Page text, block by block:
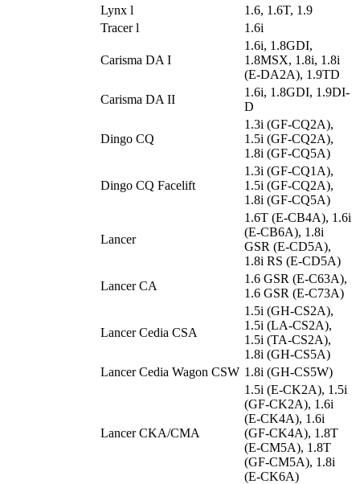
Lynx l
1.6, 1.6T, 1.9
Tracer l
1.6i
Carisma DA I
1.6i, 1.8GDI,
1.8MSX, 1.8i, 1.8i
(E-DA2A), 1.9TD
Carisma DA II
1.6i, 1.8GDI, 1.9DI-
D
Dingo CQ
1.3i (GF-CQ2A),
1.5i (GF-CQ2A),
1.8i (GF-CQ5A)
Dingo CQ Facelift
1.3i (GF-CQ1A),
1.5i (GF-CQ2A),
1.8i (GF-CQ5A)
Lancer
1.6T (E-CB4A), 1.6i
(E-CB6A), 1.8i
GSR (E-CD5A),
1.8i RS (E-CD5A)
Lancer CA
1.6 GSR (E-C63A),
1.6 GSR (E-C73A)
Lancer Cedia CSA
1.5i (GH-CS2A),
1.5i (LA-CS2A),
1.5i (TA-CS2A),
1.8i (GH-CS5A)
Lancer Cedia Wagon CSW 1.8i (GH-CS5W)
Lancer CKA/CMA
1.5i (E-CK2A), 1.5i
(GF-CK2A), 1.6i
(E-CK4A), 1.6i
(GF-CK4A), 1.8T
(E-CM5A), 1.8T
(GF-CM5A), 1.8i
(E-CK6A)